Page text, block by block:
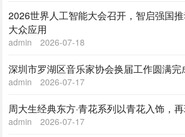
2026世界人工智能大会召开，智启强国
大众应用
admin 2026-07-18
深圳市罗湖区音乐家协会换届工作圆满完
admin 2026-07-17
周大生经典东方·青花系列以青花入饰，
admin 2026-07-17